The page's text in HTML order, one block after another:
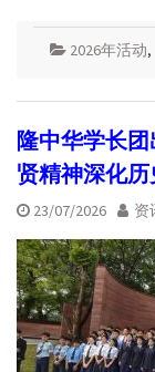
2026年活动,
隆中华学长
贤精神深化
23/07/2026 资